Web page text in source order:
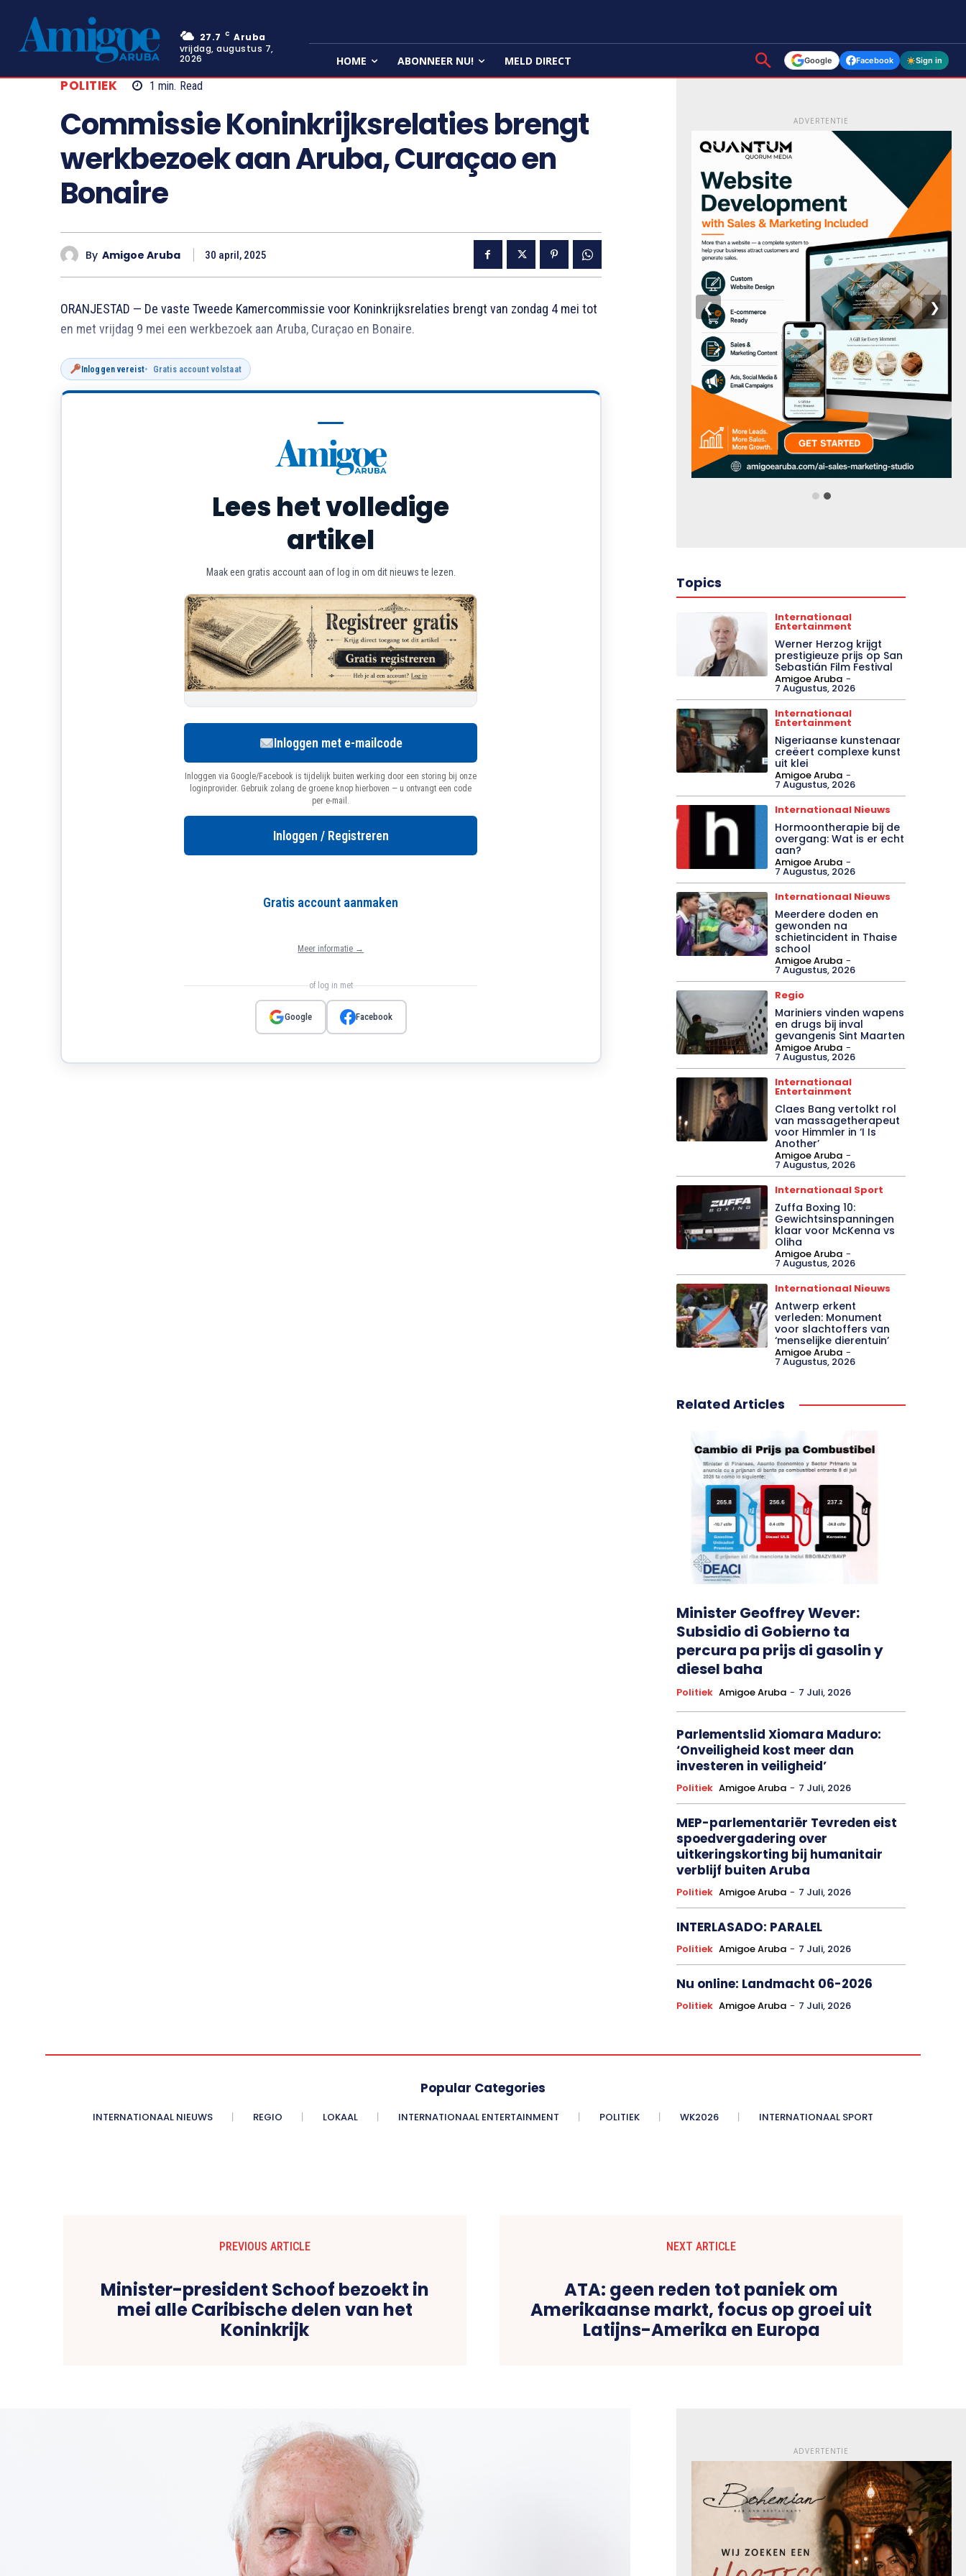
27.7 C Aruba
vrijdag, augustus 7,
2026
HOME ABONNEER NU! MELD DIRECT Google Facebook Sign in
POLITIEK 1 min. Read
Commissie Koninkrijksrelaties brengt
werkbezoek aan Aruba, Curaçao en
Bonaire
By Amigoe Aruba 30 april, 2025
ORANJESTAD — De vaste Tweede Kamercommissie voor Koninkrijksrelaties brengt van zondag 4 mei tot
en met vrijdag 9 mei een werkbezoek aan Aruba, Curaçao en Bonaire.
Inloggen vereist Gratis account volstaat
Lees het volledige
artikel
Maak een gratis account aan of log in om dit nieuws te lezen.
Inloggen met e-mailcode
Inloggen via Google/Facebook is tijdelijk buiten werking door een storing bij onze
loginprovider. Gebruik zolang de groene knop hierboven — u ontvangt een code
per e-mail.
Inloggen / Registreren
Gratis account aanmaken
Meer informatie →
of log in met
Google Facebook
ADVERTENTIE
❮ ❯
Topics
Internationaal
Entertainment
Werner Herzog krijgt
prestigieuze prijs op San
Sebastián Film Festival
Amigoe Aruba -
7 Augustus, 2026
Internationaal
Entertainment
Nigeriaanse kunstenaar
creëert complexe kunst
uit klei
Amigoe Aruba -
7 Augustus, 2026
Internationaal Nieuws
Hormoontherapie bij de
overgang: Wat is er echt
aan?
Amigoe Aruba -
7 Augustus, 2026
Internationaal Nieuws
Meerdere doden en
gewonden na
schietincident in Thaise
school
Amigoe Aruba -
7 Augustus, 2026
Regio
Mariniers vinden wapens
en drugs bij inval
gevangenis Sint Maarten
Amigoe Aruba -
7 Augustus, 2026
Internationaal
Entertainment
Claes Bang vertolkt rol
van massagetherapeut
voor Himmler in ‘I Is
Another’
Amigoe Aruba -
7 Augustus, 2026
Internationaal Sport
Zuffa Boxing 10:
Gewichtsinspanningen
klaar voor McKenna vs
Oliha
Amigoe Aruba -
7 Augustus, 2026
Internationaal Nieuws
Antwerp erkent
verleden: Monument
voor slachtoffers van
‘menselijke dierentuin’
Amigoe Aruba -
7 Augustus, 2026
Related Articles
Minister Geoffrey Wever:
Subsidio di Gobierno ta
percura pa prijs di gasolin y
diesel baha
Politiek Amigoe Aruba - 7 Juli, 2026
Parlementslid Xiomara Maduro:
‘Onveiligheid kost meer dan
investeren in veiligheid’
Politiek Amigoe Aruba - 7 Juli, 2026
MEP-parlementariër Tevreden eist
spoedvergadering over
uitkeringskorting bij humanitair
verblijf buiten Aruba
Politiek Amigoe Aruba - 7 Juli, 2026
INTERLASADO: PARALEL
Politiek Amigoe Aruba - 7 Juli, 2026
Nu online: Landmacht 06-2026
Politiek Amigoe Aruba - 7 Juli, 2026
Popular Categories
INTERNATIONAAL NIEUWS REGIO LOKAAL INTERNATIONAAL ENTERTAINMENT POLITIEK WK2026 INTERNATIONAAL SPORT
PREVIOUS ARTICLE
Minister-president Schoof bezoekt in
mei alle Caribische delen van het
Koninkrijk
NEXT ARTICLE
ATA: geen reden tot paniek om
Amerikaanse markt, focus op groei uit
Latijns-Amerika en Europa